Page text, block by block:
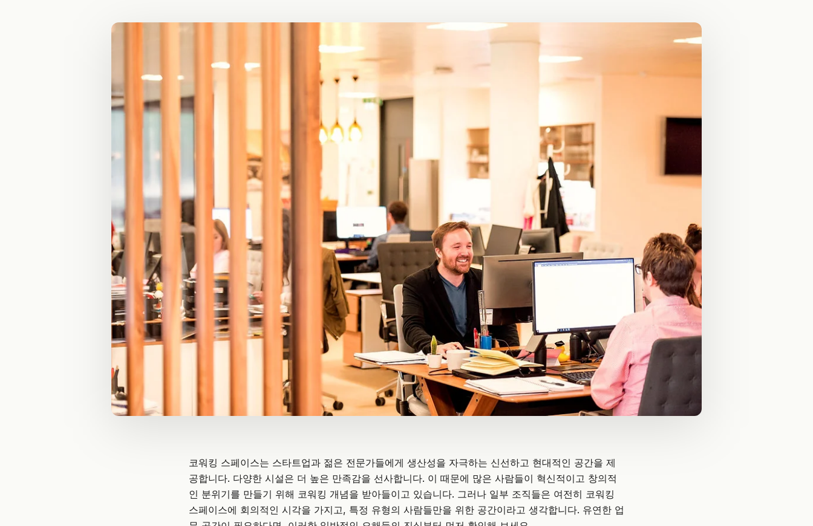
코워킹 스페이스는 스타트업과 젊은 전문가들에게 생산성을 자극하는 신선하고 현대적인 공간을 제
공합니다. 다양한 시설은 더 높은 만족감을 선사합니다. 이 때문에 많은 사람들이 혁신적이고 창의적
인 분위기를 만들기 위해 코워킹 개념을 받아들이고 있습니다. 그러나 일부 조직들은 여전히 코워킹
스페이스에 회의적인 시각을 가지고, 특정 유형의 사람들만을 위한 공간이라고 생각합니다. 유연한 업